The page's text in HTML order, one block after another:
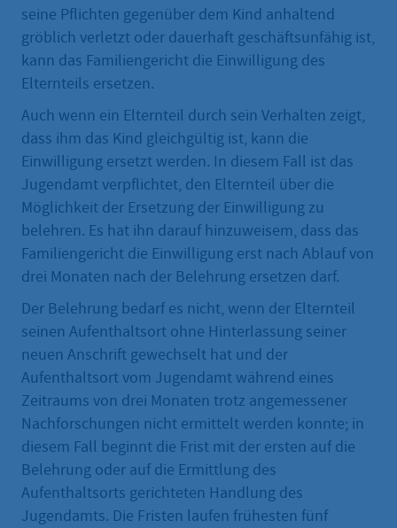
seine Pflichten gegenüber dem Kind anhaltend
gröblich verletzt oder dauerhaft geschäftsunfähig ist,
kann das Familiengericht die Einwilligung des
Elternteils ersetzen.
Auch wenn ein Elternteil durch sein Verhalten zeigt,
dass ihm das Kind gleichgültig ist, kann die
Einwilligung ersetzt werden. In diesem Fall ist das
Jugendamt verpflichtet, den Elternteil über die
Möglichkeit der Ersetzung der Einwilligung zu
belehren. Es hat ihn darauf hinzuweisem, dass das
Familiengericht die Einwilligung erst nach Ablauf von
drei Monaten nach der Belehrung ersetzen darf.
Der Belehrung bedarf es nicht, wenn der Elternteil
seinen Aufenthaltsort ohne Hinterlassung seiner
neuen Anschrift gewechselt hat und der
Aufenthaltsort vom Jugendamt während eines
Zeitraums von drei Monaten trotz angemessener
Nachforschungen nicht ermittelt werden konnte; in
diesem Fall beginnt die Frist mit der ersten auf die
Belehrung oder auf die Ermittlung des
Aufenthaltsorts gerichteten Handlung des
Jugendamts. Die Fristen laufen frühesten fünf